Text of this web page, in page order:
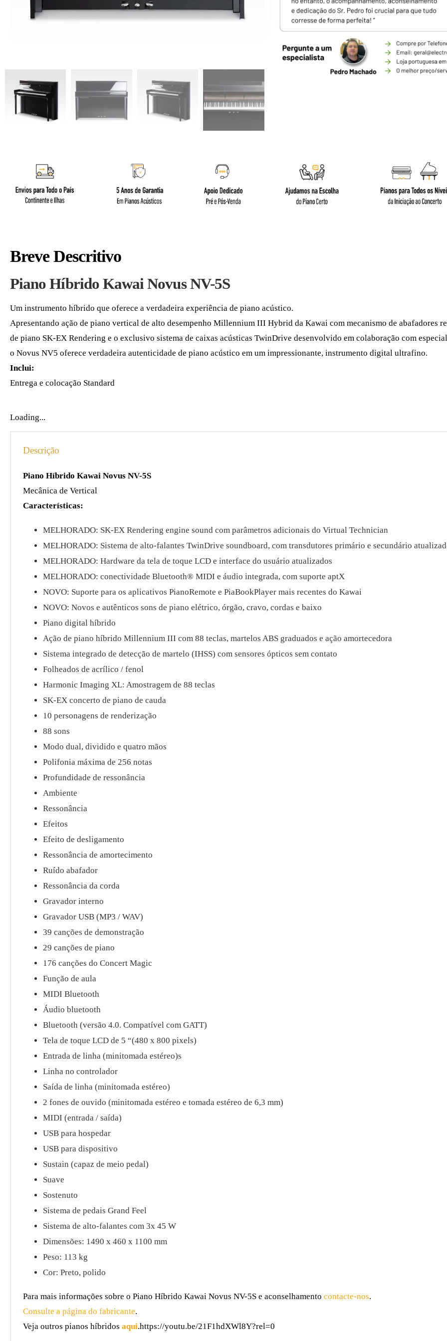
Breve Descritivo
Piano Híbrido Kawai Novus NV-5S
Um instrumento híbrido que oferece a verdadeira experiência de piano acústico.
Apresentando ação de piano vertical de alto desempenho Millennium III Hybrid da Kawai com mecanismo de abafadores
de piano SK-EX Rendering e o exclusivo sistema de caixas acústicas TwinDrive desenvolvido em colaboração com
o Novus NV5 oferece verdadeira autenticidade de piano acústico em um impressionante, instrumento digital ultrafino.
Inclui:
Entrega e colocação Standard
Loading...
Descrição
Piano Híbrido Kawai Novus NV-5S
Mecânica de Vertical
Características:
MELHORADO: SK-EX Rendering engine sound com parâmetros adicionais do Virtual Technician
MELHORADO: Sistema de alto-falantes TwinDrive soundboard, com transdutores primário e secundário
MELHORADO: Hardware da tela de toque LCD e interface do usuário atualizados
MELHORADO: conectividade Bluetooth® MIDI e áudio integrada, com suporte aptX
NOVO: Suporte para os aplicativos PianoRemote e PiaBookPlayer mais recentes do Kawai
NOVO: Novos e autênticos sons de piano elétrico, órgão, cravo, cordas e baixo
Piano digital híbrido
Ação de piano híbrido Millennium III com 88 teclas, martelos ABS graduados e ação amortecedora
Sistema integrado de detecção de martelo (IHSS) com sensores ópticos sem contato
Folheados de acrílico / fenol
Harmonic Imaging XL: Amostragem de 88 teclas
SK-EX concerto de piano de cauda
10 personagens de renderização
88 sons
Modo dual, dividido e quatro mãos
Polifonia máxima de 256 notas
Profundidade de ressonância
Ambiente
Ressonância
Efeitos
Efeito de desligamento
Ressonância de amortecimento
Ruído abafador
Ressonância da corda
Gravador interno
Gravador USB (MP3 / WAV)
39 canções de demonstração
29 canções de piano
176 canções do Concert Magic
Função de aula
MIDI Bluetooth
Áudio bluetooth
Bluetooth (versão 4.0. Compatível com GATT)
Tela de toque LCD de 5 “(480 x 800 pixels)
Entrada de linha (minitomada estéreo)s
Linha no controlador
Saída de linha (minitomada estéreo)
2 fones de ouvido (minitomada estéreo e tomada estéreo de 6,3 mm)
MIDI (entrada / saída)
USB para hospedar
USB para dispositivo
Sustain (capaz de meio pedal)
Suave
Sostenuto
Sistema de pedais Grand Feel
Sistema de alto-falantes com 3x 45 W
Dimensões: 1490 x 460 x 1100 mm
Peso: 113 kg
Cor: Preto, polido
Para mais informações sobre o Piano Híbrido Kawai Novus NV-5S e aconselhamentocontacte-nos.
Consulte a página do fabricante.
Veja outros pianos híbridosaqui.https://youtu.be/21F1hdXWl8Y?rel=0